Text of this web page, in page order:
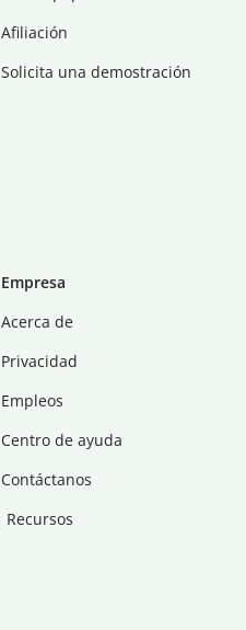
Afiliación
Solicita una demostración
Empresa
Acerca de
Privacidad
Empleos
Centro de ayuda
Contáctanos
Recursos